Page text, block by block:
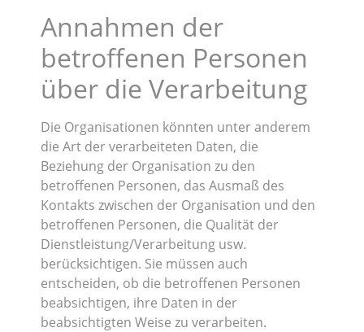
Annahmen der
betroffenen Personen
über die Verarbeitung
Die Organisationen könnten unter anderem
die Art der verarbeiteten Daten, die
Beziehung der Organisation zu den
betroffenen Personen, das Ausmaß des
Kontakts zwischen der Organisation und den
betroffenen Personen, die Qualität der
Dienstleistung/Verarbeitung usw.
berücksichtigen. Sie müssen auch
entscheiden, ob die betroffenen Personen
beabsichtigen, ihre Daten in der
beabsichtigten Weise zu verarbeiten.